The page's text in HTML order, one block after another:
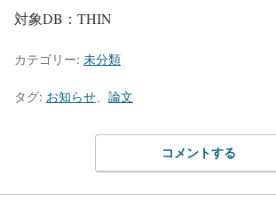
対象DB：THIN
カテゴリー: 未分類
タグ: お知らせ 論文
コメントする